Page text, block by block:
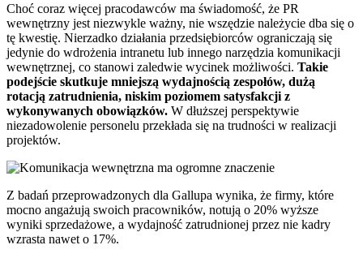
Choć coraz więcej pracodawców ma świadomość, że PR
wewnętrzny jest niezwykle ważny, nie wszędzie należycie dba się o
tę kwestię. Nierzadko działania przedsiębiorców ograniczają się
jedynie do wdrożenia intranetu lub innego narzędzia komunikacji
wewnętrznej, co stanowi zaledwie wycinek możliwości. Takie
podejście skutkuje mniejszą wydajnością zespołów, dużą
rotacją zatrudnienia, niskim poziomem satysfakcji z
wykonywanych obowiązków. W dłuższej perspektywie
niezadowolenie personelu przekłada się na trudności w realizacji
projektów.
Z badań przeprowadzonych dla Gallupa wynika, że firmy, które
mocno angażują swoich pracowników, notują o 20% wyższe
wyniki sprzedażowe, a wydajność zatrudnionej przez nie kadry
wzrasta nawet o 17%.